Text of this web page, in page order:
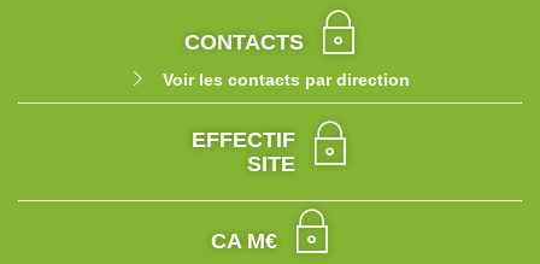
CONTACTS
Voir les contacts par direction
EFFECTIF
SITE
CA M€